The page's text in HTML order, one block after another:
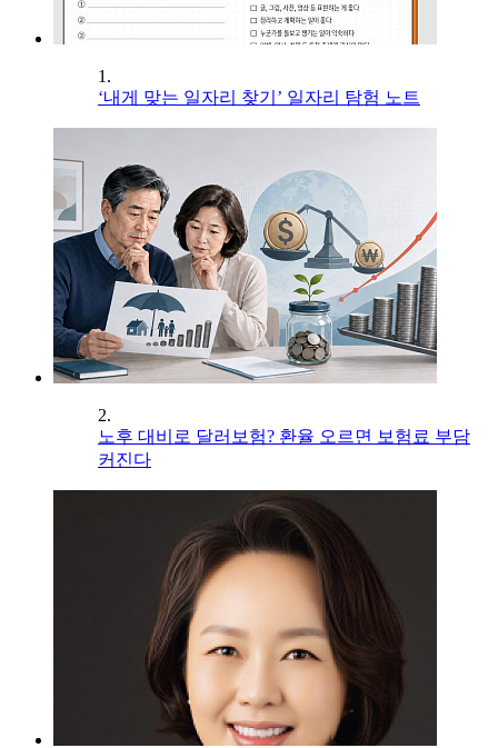
1.
‘내게 맞는 일자리 찾기’ 일자리 탐험 노트
2.
노후 대비로 달러보험? 환율 오르면 보험료 부담
커진다